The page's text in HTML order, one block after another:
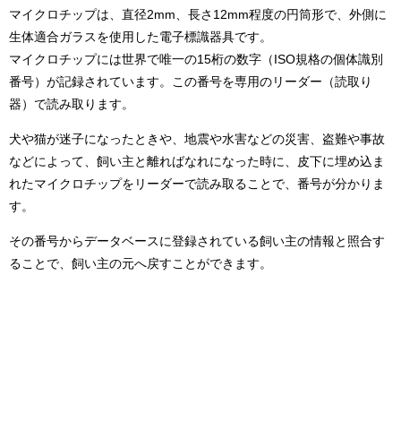
マイクロチップは、直径2mm、長さ12mm程度の円筒形で、外側に
生体適合ガラスを使用した電子標識器具です。
マイクロチップには世界で唯一の15桁の数字（ISO規格の個体識別
番号）が記録されています。この番号を専用のリーダー（読取り
器）で読み取ります。
犬や猫が迷子になったときや、地震や水害などの災害、盗難や事故
などによって、飼い主と離ればなれになった時に、皮下に埋め込ま
れたマイクロチップをリーダーで読み取ることで、番号が分かりま
す。
その番号からデータベースに登録されている飼い主の情報と照合す
ることで、飼い主の元へ戻すことができます。